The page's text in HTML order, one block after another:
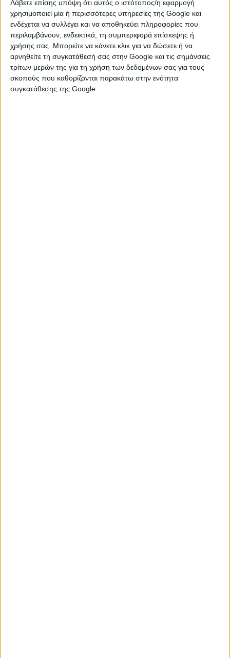
Λάβετε επίσης υπόψη ότι αυτός ο ιστότοπος/η εφαρμογή
χρησιμοποιεί μία ή περισσότερες υπηρεσίες της Google και
ενδέχεται να συλλέγει και να αποθηκεύει πληροφορίες που
περιλαμβάνουν, ενδεικτικά, τη συμπεριφορά επίσκεψης ή
χρήσης σας. Μπορείτε να κάνετε κλικ για να δώσετε ή να
αρνηθείτε τη συγκατάθεσή σας στην Google και τις σημάνσεις
τρίτων μερών της για τη χρήση των δεδομένων σας για τους
σκοπούς που καθορίζονται παρακάτω στην ενότητα
συγκατάθεσης της Google.
Καιρός: Πτώση της θερμοκρασίας και βροχές
σε όλη τη χώρα
09 Μάι 2024
Καιρός: Από τα δυτικά ξεκινά η αλλαγή -
Πότε θα πέσει λασποβροχή στην Αττική